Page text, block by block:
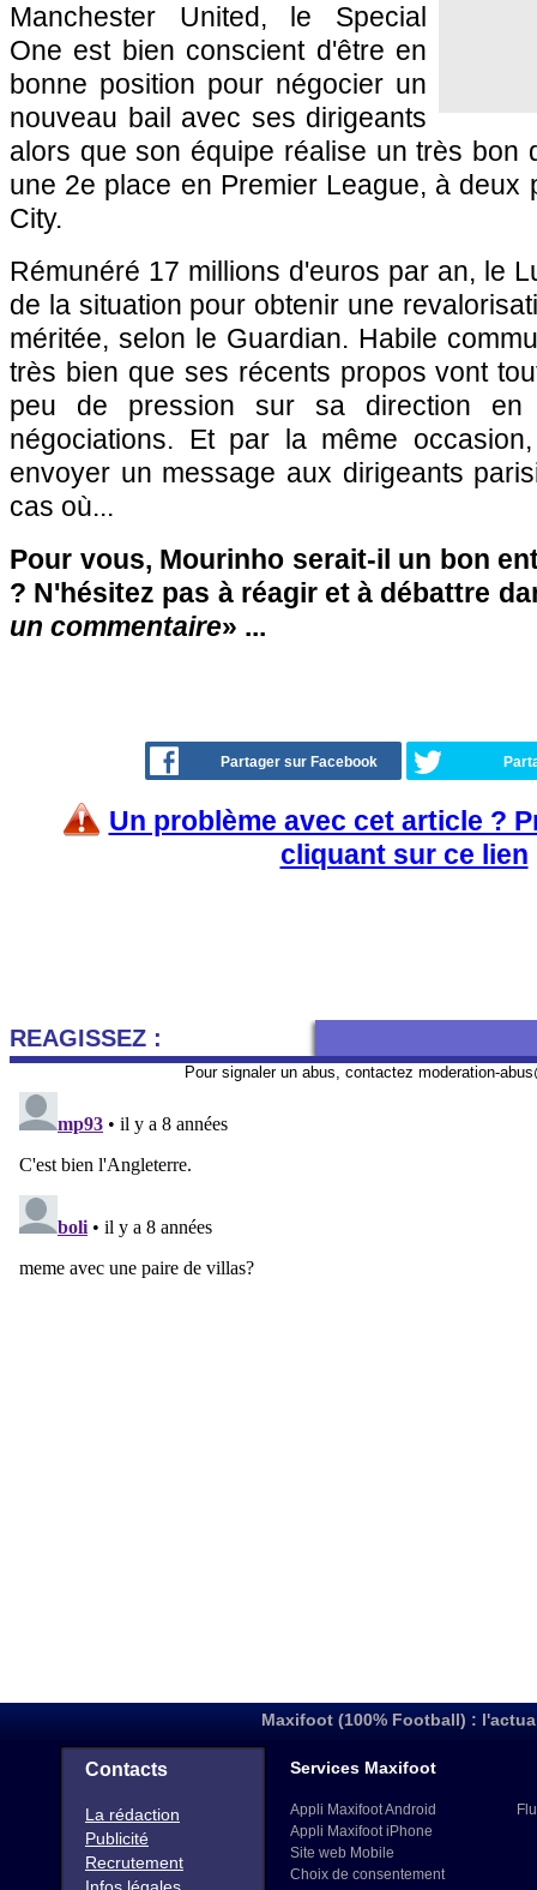
Manchester United, le Special
One est bien conscient d'être en
bonne position pour négocier un
nouveau bail avec ses dirigeants
alors que son équipe réalise un très bon
une 2e place en Premier League, à deux
City.
Rémunéré 17 millions d'euros par an, le
de la situation pour obtenir une
méritée, selon le Guardian. Habile
très bien que ses récents propos vont
peu de pression sur sa direction en
négociations. Et par la même
envoyer un message aux dirigeants
cas où...
Pour vous, Mourinho serait-il un bon
? N'hésitez pas à réagir et à débattre
un commentaire» ...
Partager sur Facebook
Un problème avec cet article ?
cliquant sur ce lien
REAGISSEZ :
Pour signaler un abus, contactez moderation-
Maxifoot (100% Football) :
Contacts
La rédaction
Publicité
Recrutement
Services Maxifoot
Appli Maxifoot Android
Appli Maxifoot iPhone
Site web Mobile
Choix de consentement